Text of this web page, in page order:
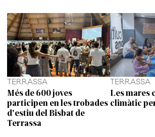
TERRASSA
Més de 600 joves
participen en les trobades
d'estiu del Bisbat de
Terrassa
TERRASSA
Les mares
climàtic